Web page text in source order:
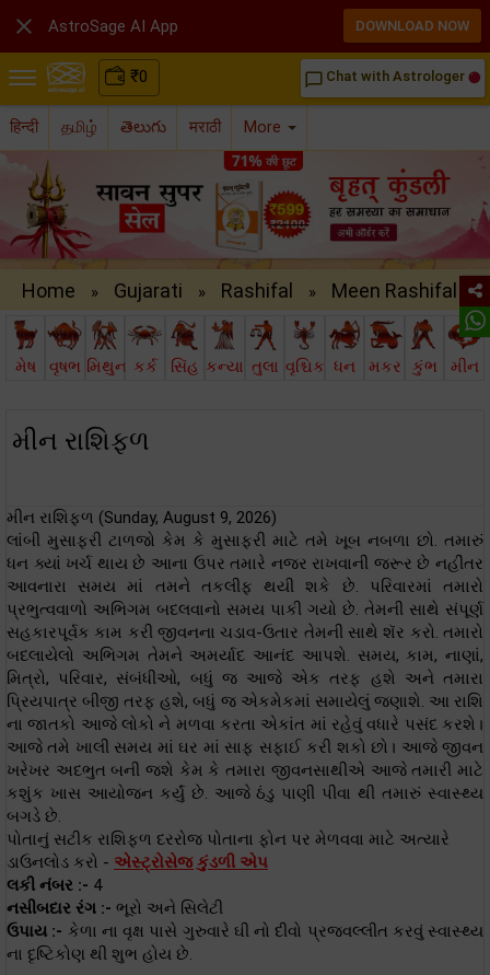
₹0 chat_bubble_outline Chat with Astrologer
हिन्दी தமிழ் తెలుగు मराठी More
Home » Gujarati » Rashifal » Meen Rashifal /..
મેષ વૃષભ મિથુન કર્ક સિંહ કન્યા તુલા વૃશ્ચિક ધન મકર કુંભ મીન
મીન રાશિફળ
મીન રાશિફળ (Sunday, August 9, 2026)
લાંબી મુસાફરી ટાળજો કેમ કે મુસાફરી માટે તમે ખૂબ નબળા છો. તમારું
ધન ક્યાં ખર્ચ થાય છે આના ઉપર તમારે નજર રાખવાની જરૂર છે નહીંતર
આવનારા સમય માં તમને તકલીફ થયી શકે છે. પરિવારમાં તમારો
પ્રભુત્વવાળો અભિગમ બદલવાનો સમય પાકી ગયો છે. તેમની સાથે સંપૂર્ણ
સહકારપૂર્વક કામ કરી જીવનના ચડાવ-ઉતાર તેમની સાથે શૅર કરો. તમારો
બદલાયેલો અભિગમ તેમને અમર્યાદ આનંદ આપશે. સમય, કામ, નાણાં,
મિત્રો, પરિવાર, સંબંધીઓ, બધું જ આજે એક તરફ હશે અને તમારા
પ્રિયપાત્ર બીજી તરફ હશે, બધું જ એકમેકમાં સમાયેલું જણાશે. આ રાશિ
ના જાતકો આજે લોકો ને મળવા કરતા એકાંત માં રહેવું વધારે પસંદ કરશે।
આજે તમે ખાલી સમય માં ઘર માં સાફ સફાઈ કરી શકો છો। આજે જીવન
ખરેખર અદભુત બની જશે કેમ કે તમારા જીવનસાથીએ આજે તમારી માટે
કશુંક ખાસ આયોજન કર્યું છે. આજે ઠંડુ પાણી પીવા થી તમારું સ્વાસ્થ્ય
બગડે છે.
પોતાનું સટીક રાશિફળ દરરોજ પોતાના ફોન પર મેળવવા માટે અત્યારે
ડાઉનલોડ કરો - એસ્ટ્રોસેજ કુંડળી એપ
લકી નંબર :- 4
નસીબદાર રંગ :- ભૂરો અને સિલેટી
ઉપાય :- કેળા ના વૃક્ષ પાસે ગુરુવારે ઘી નો દીવો પ્રજ્વલ્લીત કરવું સ્વાસ્થ્ય
ના દૃષ્ટિકોણ થી શુભ હોય છે.
 AstroSage AI App DOWNLOAD NOW